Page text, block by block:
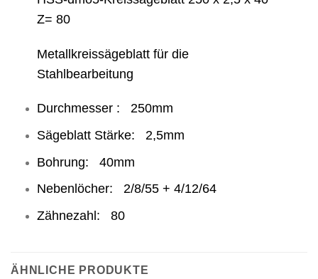
Z= 80
Metallkreissägeblatt für die
Stahlbearbeitung
Durchmesser : 250mm
Sägeblatt Stärke: 2,5mm
Bohrung: 40mm
Nebenlöcher: 2/8/55 + 4/12/64
Zähnezahl: 80
ÄHNLICHE PRODUKTE